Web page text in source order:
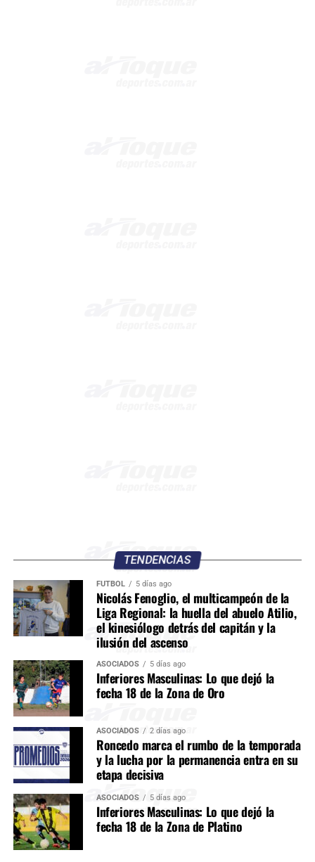
TENDENCIAS
FÚTBOL 5 días ago
Nicolás Fenoglio, el multicampeón de la
Liga Regional: la huella del abuelo Atilio,
el kinesiólogo detrás del capitán y la
ilusión del ascenso
ASOCIADOS 5 días ago
Inferiores Masculinas: Lo que dejó la
fecha 18 de la Zona de Oro
ASOCIADOS 2 días ago
Roncedo marca el rumbo de la temporada
y la lucha por la permanencia entra en su
etapa decisiva
ASOCIADOS 5 días ago
Inferiores Masculinas: Lo que dejó la
fecha 18 de la Zona de Platino